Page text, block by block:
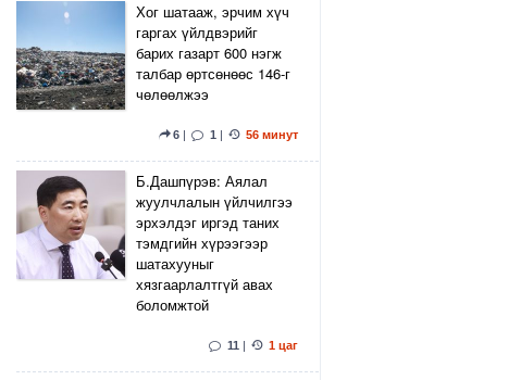
Хог шатааж, эрчим хүч
гаргах үйлдвэрийг
барих газарт 600 нэгж
талбар өртсөнөөс 146-г
чөлөөлжээ
6 | 1 | 56 минут
Б.Дашпүрэв: Аялал
жуулчлалын үйлчилгээ
эрхэлдэг иргэд таних
тэмдгийн хүрээгээр
шатахууныг
хязгаарлалтгүй авах
боломжтой
11 | 1 цаг